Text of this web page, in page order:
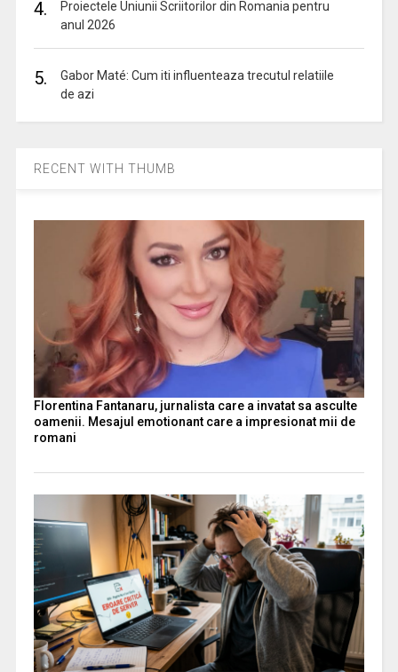
4.
Proiectele Uniunii Scriitorilor din Romania pentru
anul 2026
5.
Gabor Maté: Cum iti influenteaza trecutul relatiile
de azi
RECENT WITH THUMB
Florentina Fantanaru, jurnalista care a invatat sa asculte
oamenii. Mesajul emotionant care a impresionat mii de
romani